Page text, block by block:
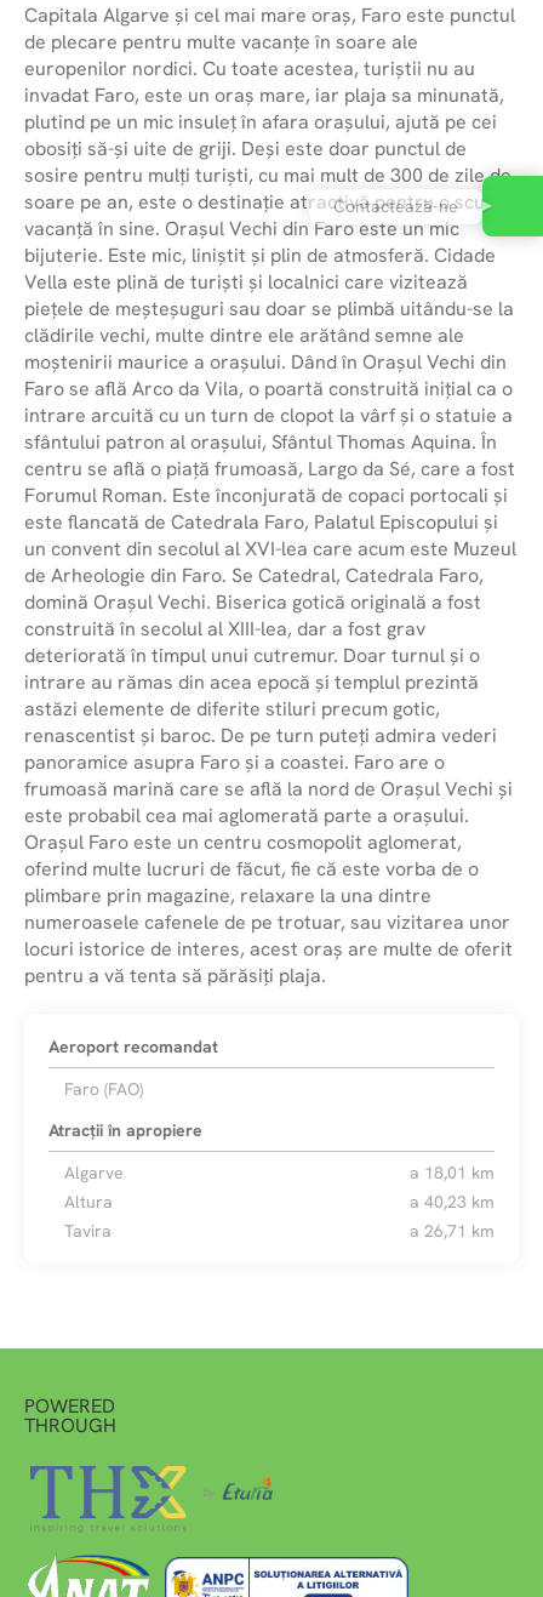
Capitala Algarve și cel mai mare oraș, Faro este punctul
de plecare pentru multe vacanțe în soare ale
europenilor nordici. Cu toate acestea, turiștii nu au
invadat Faro, este un oraș mare, iar plaja sa minunată,
plutind pe un mic insuleț în afara orașului, ajută pe cei
obosiți să-și uite de griji. Deși este doar punctul de
sosire pentru mulți turiști, cu mai mult de 300 de zile de
soare pe an, este o destinație atractivă pentru o scurtă
vacanță în sine. Orașul Vechi din Faro este un mic
bijuterie. Este mic, liniștit și plin de atmosferă. Cidade
Vella este plină de turiști și localnici care vizitează
piețele de meșteșuguri sau doar se plimbă uitându-se la
clădirile vechi, multe dintre ele arătând semne ale
moștenirii maurice a orașului. Dând în Orașul Vechi din
Faro se află Arco da Vila, o poartă construită inițial ca o
intrare arcuită cu un turn de clopot la vârf și o statuie a
sfântului patron al orașului, Sfântul Thomas Aquina. În
centru se află o piață frumoasă, Largo da Sé, care a fost
Forumul Roman. Este înconjurată de copaci portocali și
este flancată de Catedrala Faro, Palatul Episcopului și
un convent din secolul al XVI-lea care acum este Muzeul
de Arheologie din Faro. Se Catedral, Catedrala Faro,
domină Orașul Vechi. Biserica gotică originală a fost
construită în secolul al XIII-lea, dar a fost grav
deteriorată în timpul unui cutremur. Doar turnul și o
intrare au rămas din acea epocă și templul prezintă
astăzi elemente de diferite stiluri precum gotic,
renascentist și baroc. De pe turn puteți admira vederi
panoramice asupra Faro și a coastei. Faro are o
frumoasă marină care se află la nord de Orașul Vechi și
este probabil cea mai aglomerată parte a orașului.
Orașul Faro este un centru cosmopolit aglomerat,
oferind multe lucruri de făcut, fie că este vorba de o
plimbare prin magazine, relaxare la una dintre
numeroasele cafenele de pe trotuar, sau vizitarea unor
locuri istorice de interes, acest oraș are multe de oferit
pentru a vă tenta să părăsiți plaja.
Aeroport recomandat
Faro (FAO)
Atracții în apropiere
Algarve
a 18,01 km
Altura
a 40,23 km
Tavira
a 26,71 km
POWERED
THROUGH
Contactează-ne